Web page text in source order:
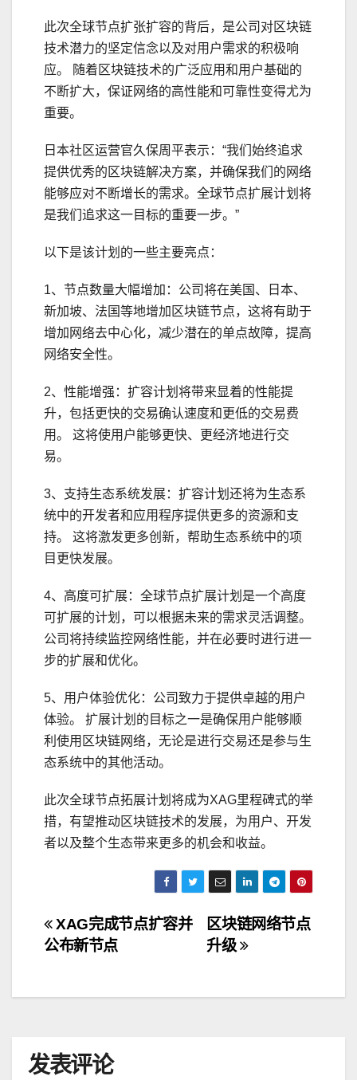
此次全球节点扩张扩容的背后，是公司对区块链
技术潜力的坚定信念以及对用户需求的积极响
应。 随着区块链技术的广泛应用和用户基础的
不断扩大，保证网络的高性能和可靠性变得尤为
重要。
日本社区运营官久保周平表示：“我们始终追求
提供优秀的区块链解决方案，并确保我们的网络
能够应对不断增长的需求。全球节点扩展计划将
是我们追求这一目标的重要一步。”
以下是该计划的一些主要亮点：
1、节点数量大幅增加：公司将在美国、日本、
新加坡、法国等地增加区块链节点，这将有助于
增加网络去中心化，减少潜在的单点故障，提高
网络安全性。
2、性能增强：扩容计划将带来显着的性能提
升，包括更快的交易确认速度和更低的交易费
用。 这将使用户能够更快、更经济地进行交
易。
3、支持生态系统发展：扩容计划还将为生态系
统中的开发者和应用程序提供更多的资源和支
持。 这将激发更多创新，帮助生态系统中的项
目更快发展。
4、高度可扩展：全球节点扩展计划是一个高度
可扩展的计划，可以根据未来的需求灵活调整。
公司将持续监控网络性能，并在必要时进行进一
步的扩展和优化。
5、用户体验优化：公司致力于提供卓越的用户
体验。 扩展计划的目标之一是确保用户能够顺
利使用区块链网络，无论是进行交易还是参与生
态系统中的其他活动。
此次全球节点拓展计划将成为XAG里程碑式的举
措，有望推动区块链技术的发展，为用户、开发
者以及整个生态带来更多的机会和收益。
文
章
区块链网络节点
升级
XAG完成节点扩容并
公布新节点
发表评论